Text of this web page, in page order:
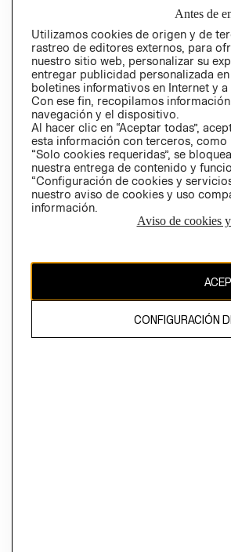
Perú (S/)
CAMBIAR REGIÓN
propiedad de H&M Hennes & Mauritz AB
Antes de
Utilizamos cookies de origen y de
rastreo de editores externos, para
nuestro sitio web, personalizar su
entregar publicidad personalizada
boletines informativos en Internet y
Con ese fin, recopilamos
navegación y el dispositivo.
Al hacer clic en “Aceptar todas”,
esta información con terceros,
“Solo cookies requeridas”, se
nuestra entrega de contenido y
“Configuración de cookies y
nuestro aviso de cookies y uso
información.
Aviso de cookies
CONFIGURACIÓN